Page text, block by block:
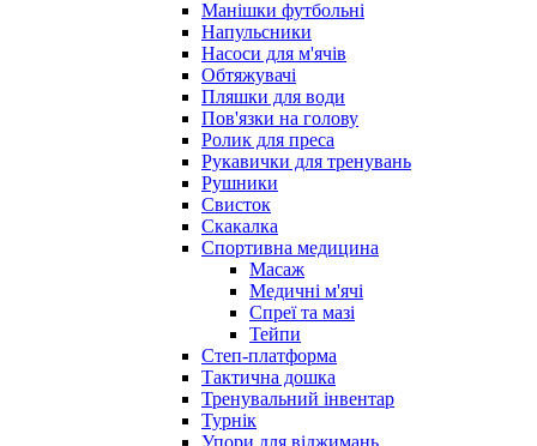
Манішки футбольні
Напульсники
Насоси для м'ячів
Обтяжувачі
Пляшки для води
Пов'язки на голову
Ролик для преса
Рукавички для тренувань
Рушники
Свисток
Скакалка
Спортивна медицина
Масаж
Медичні м'ячі
Спреї та мазі
Тейпи
Степ-платформа
Тактична дошка
Тренувальний інвентар
Турнік